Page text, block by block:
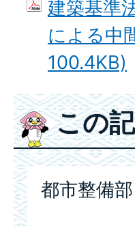
建築基準
による中
100.4KB)
この
都市整備